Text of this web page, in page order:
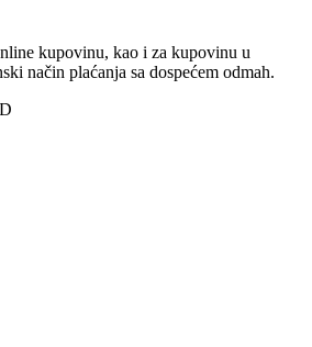
kupovinu, kao i za kupovinu u
način plaćanja sa dospećem odmah.